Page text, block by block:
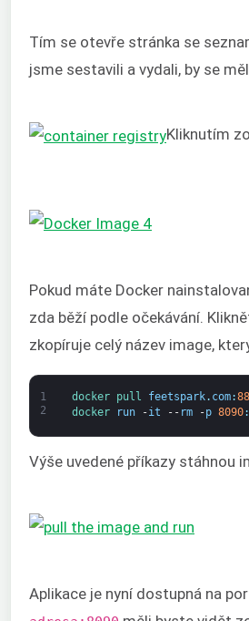
Tím se otevře stránka se
jsme sestavili a vydali, by se
Kliknutím
Pokud máte Docker
zda běží podle očekávání.
zkopíruje celý název image,
1
2
docker pull feetspark. com:
docker
run -it -- rm -p 8090:
Výše uvedené příkazy stáhnou
Aplikace je nyní dostupná na